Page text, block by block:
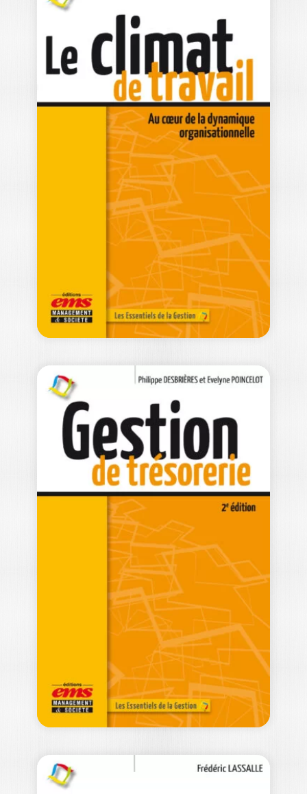
AUDIT ET
CONTRÔLE
INTERNE – 4E…
BENOÎT PIGÉ
-- OUVRAGE LABELLISÉ FNEGE 2018 --
Voir la 5e édition parue en 2024…
22,50
LE CLIMAT DE
TRAVAIL
LUC BRUNET|ANDRÉ SAVOIE
Toute organisation développe son
propre climat de travail, issu des
composantes physiques, sociales…
20,00